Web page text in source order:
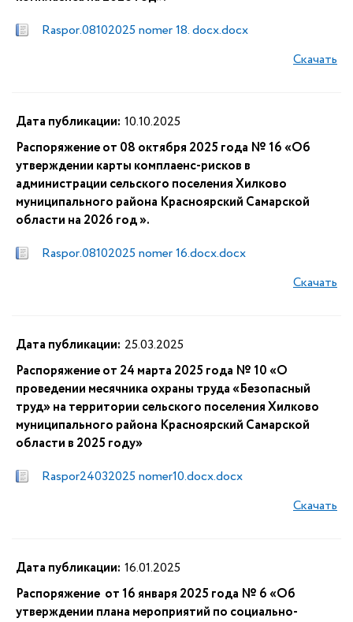
Raspor.08102025 nomer 18. docx.docx
Скачать
Дата публикации: 10.10.2025
Распоряжение от 08 октября 2025 года № 16 «Об
утверждении карты комплаенс-рисков в
администрации сельского поселения Хилково
муниципального района Красноярский Самарской
области на 2026 год ».
Raspor.08102025 nomer 16.docx.docx
Скачать
Дата публикации: 25.03.2025
Распоряжение от 24 марта 2025 года № 10 «О
проведении месячника охраны труда «Безопасный
труд» на территории сельского поселения Хилково
муниципального района Красноярский Самарской
области в 2025 году»
Raspor24032025 nomer10.docx.docx
Скачать
Дата публикации: 16.01.2025
Распоряжение от 16 января 2025 года № 6 «Об
утверждении плана мероприятий по социально-